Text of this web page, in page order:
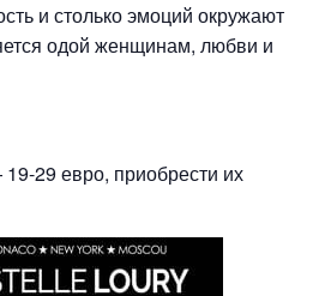
и столько эмоций окружают
одой женщинам, любви и
29 евро, приобрести их